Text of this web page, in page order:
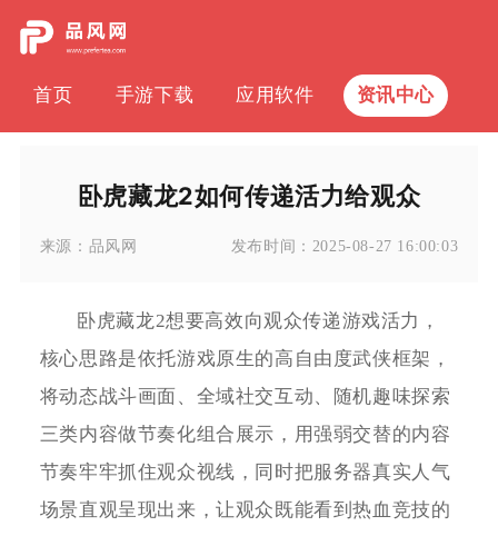
首页 手游下载 应用软件 资讯中心
卧虎藏龙2如何传递活力给观众
来源： 品风网 发布时间： 2025-08-27 16:00:03
卧虎藏龙2想要高效向观众传递游戏活力，
核心思路是依托游戏原生的高自由度武侠框架，
将动态战斗画面、全域社交互动、随机趣味探索
三类内容做节奏化组合展示，用强弱交替的内容
节奏牢牢抓住观众视线，同时把服务器真实人气
场景直观呈现出来，让观众既能看到热血竞技的